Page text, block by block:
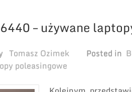
– używane
Tomasz Ozimek Posted in
poleasingowe